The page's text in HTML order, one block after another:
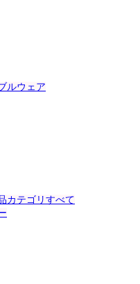
ルウェア
カテゴリすべて